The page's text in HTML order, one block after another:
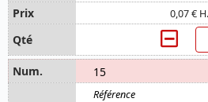
0,07 €
15